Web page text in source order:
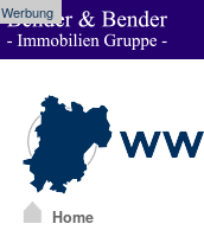
Werbung
Home